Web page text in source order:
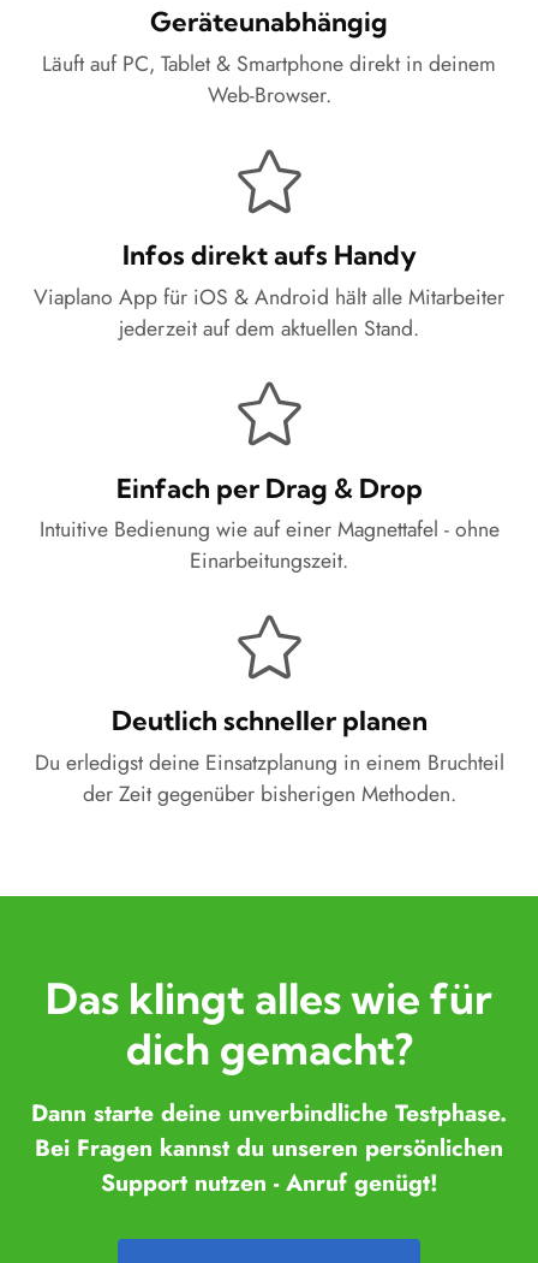
Geräteunabhängig
Läuft auf PC, Tablet & Smartphone direkt in deinem
Web-Browser.
Infos direkt aufs Handy
Viaplano App für iOS & Android hält alle Mitarbeiter
jederzeit auf dem aktuellen Stand.
Einfach per Drag & Drop
Intuitive Bedienung wie auf einer Magnettafel - ohne
Einarbeitungszeit.
Deutlich schneller planen
Du erledigst deine Einsatzplanung in einem Bruchteil
der Zeit gegenüber bisherigen Methoden.
Das klingt alles wie für
dich gemacht?
Dann starte deine unverbindliche Testphase.
Bei Fragen kannst du unseren persönlichen
Support nutzen - Anruf genügt!